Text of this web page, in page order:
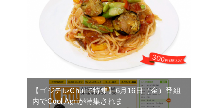
【ゴジテレChu!で特集】6月16日（金）番組
内でCool Agriが特集されま